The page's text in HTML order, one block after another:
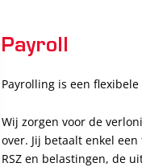
Payroll
Payrolling is een
Wij zorgen voor de
over. Jij betaalt enkel
RSZ en belastingen, de